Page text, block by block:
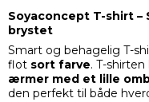
Soyaconcept T-shirt –
brystet
Smart og behagelig T-
flot sort farve. T-shirten
ærmer med et lille
den perfekt til både